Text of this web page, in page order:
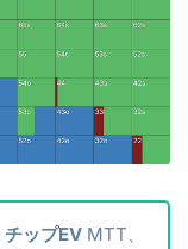
チップEV MTT、